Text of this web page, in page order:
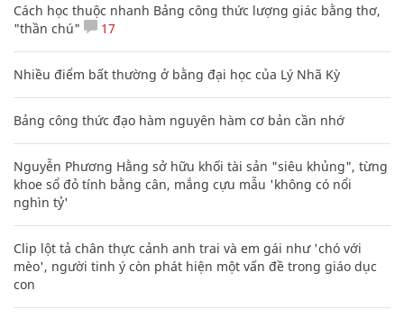
Cách học thuộc nhanh Bảng công thức lượng giác bằng thơ,
"thần chú"
17
Nhiều điểm bất thường ở bằng đại học của Lý Nhã Kỳ
Bảng công thức đạo hàm nguyên hàm cơ bản cần nhớ
Nguyễn Phương Hằng sở hữu khối tài sản "siêu khủng", từng
khoe sổ đỏ tính bằng cân, mắng cựu mẫu 'không có nổi
nghìn tỷ'
Clip lột tả chân thực cảnh anh trai và em gái như 'chó với
mèo', người tinh ý còn phát hiện một vấn đề trong giáo dục
con